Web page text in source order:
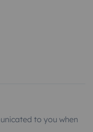
to you when